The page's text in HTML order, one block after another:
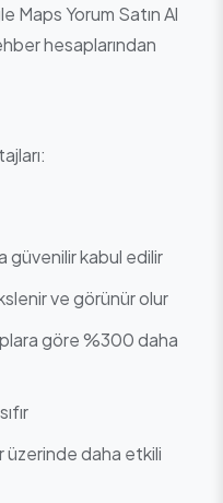
Maps Yorum Satın Al
hesaplarından
güvenilir kabul edilir
ve görünür olur
göre %300 daha
daha etkili